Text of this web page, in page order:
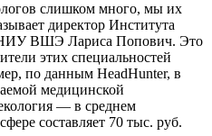
слишком много, мы их
директор Института
НИУ ВШЭ Лариса Попович. Это
этих специальностей
по данным HeadHunter, в
медицинской
— в среднем
составляет 70 тыс. руб.